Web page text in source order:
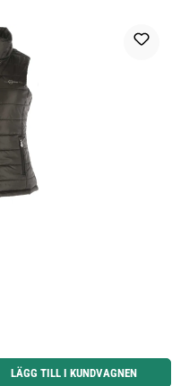
för att öka eller minska kvantiteten.
LÄGG TILL I KUNDVAGNEN